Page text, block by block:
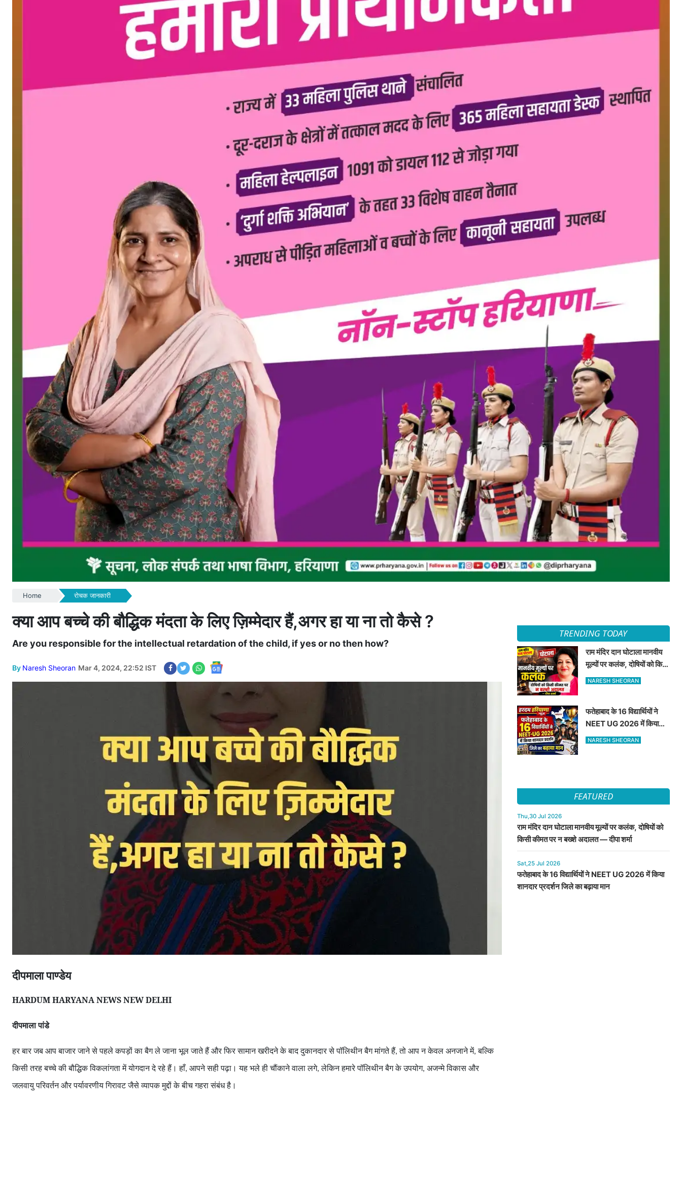
Home रोचक जानकारी
क्या आप बच्चे की बौद्धिक मंदता के लिए ज़िम्मेदार हैं,अगर हा या ना तो कैसे ?
Are you responsible for the intellectual retardation of the child, if yes or no then how?
By Naresh Sheoran Mar 4, 2024, 22:52 IST
दीपमाला पाण्डेय
HARDUM HARYANA NEWS NEW DELHI
दीपमाला पांडे
हर बार जब आप बाजार जाने से पहले कपड़ों का बैग ले जाना भूल जाते हैं और फिर सामान खरीदने के बाद दुकानदार से पॉलिथीन बैग मांगते हैं,तो आप न केवल अनजाने में,बल्कि
किसी तरह बच्चे की बौद्धिक विकलांगता में योगदान दे रहे हैं। हाँ, आपने सही पढ़ा। यह भले ही चौंकाने वाला लगे,लेकिन हमारे पॉलिथीन बैग के उपयोग, अजन्मे विकास और
जलवायु परिवर्तन और पर्यावरणीय गिरावट जैसे व्यापक मुद्दों के बीच गहरा संबंध है।
TRENDING TODAY
राम मंदिर दान घोटाला मानवीय
मूल्यों पर कलंक, दोषियों को किसी
कीमत पर न बख्शे अदालत —
NARESH SHEORAN
फतेहाबाद के 16 विद्यार्थियों ने
NEET UG 2026 में किया
शानदार प्रदर्शन जिले का बढ़ाया
NARESH SHEORAN
FEATURED
Thu,30 Jul 2026
राम मंदिर दान घोटाला मानवीय मूल्यों पर कलंक, दोषियों को
किसी कीमत पर न बख्शे अदालत — दीपा शर्मा
Sat,25 Jul 2026
फतेहाबाद के 16 विद्यार्थियों ने NEET UG 2026 में किया
शानदार प्रदर्शन जिले का बढ़ाया मान